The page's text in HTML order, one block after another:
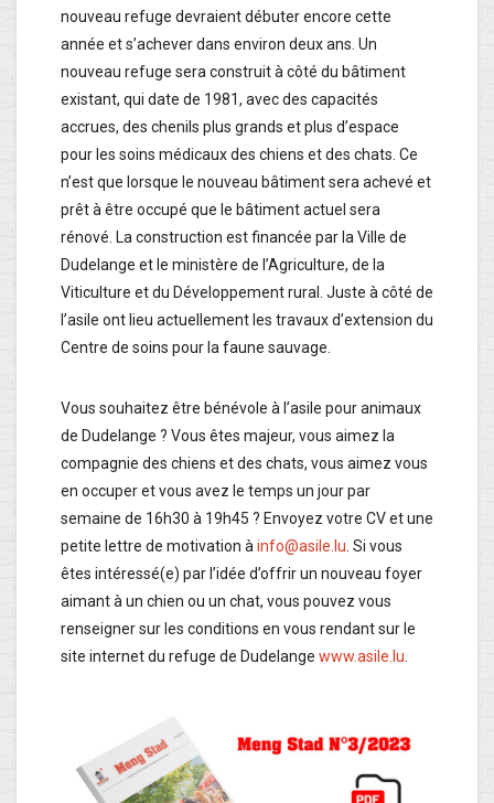
nouveau refuge devraient débuter encore cette
année et s’achever dans environ deux ans. Un
nouveau refuge sera construit à côté du bâtiment
existant, qui date de 1981, avec des capacités
accrues, des chenils plus grands et plus d’espace
pour les soins médicaux des chiens et des chats. Ce
n’est que lorsque le nouveau bâtiment sera achevé et
prêt à être occupé que le bâtiment actuel sera
rénové. La construction est financée par la Ville de
Dudelange et le ministère de l’Agriculture, de la
Viticulture et du Développement rural. Juste à côté de
l’asile ont lieu actuellement les travaux d’extension du
Centre de soins pour la faune sauvage.
Vous souhaitez être bénévole à l’asile pour animaux
de Dudelange ? Vous êtes majeur, vous aimez la
compagnie des chiens et des chats, vous aimez vous
en occuper et vous avez le temps un jour par
semaine de 16h30 à 19h45 ? Envoyez votre CV et une
petite lettre de motivation àinfo@asile.lu. Si vous
êtes intéressé(e) par l’idée d’offrir un nouveau foyer
aimant à un chien ou un chat, vous pouvez vous
renseigner sur les conditions en vous rendant sur le
site internet du refuge de Dudelange www.asile.lu.